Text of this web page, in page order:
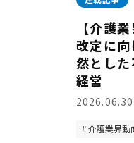
【介護
改定に
然とし
経営
2026.06.30
介護業界動